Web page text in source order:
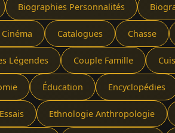
Biographies Personnalités
Catalogues Chasse
Légendes Couple Famille
Éducation Encyclopédies
Essais Ethnologie Anthropologie